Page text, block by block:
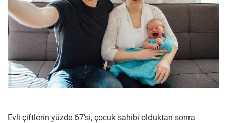
Evli çiftlerin yüzde 67’si, çocuk sahibi olduktan sonra